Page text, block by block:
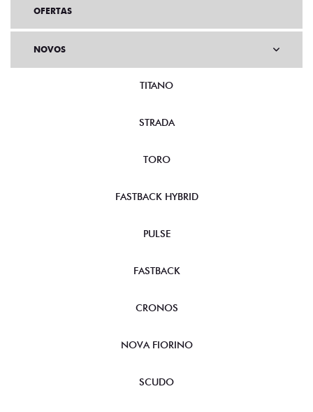
OFERTAS
NOVOS
TITANO
STRADA
TORO
FASTBACK HYBRID
PULSE
FASTBACK
CRONOS
NOVA FIORINO
SCUDO